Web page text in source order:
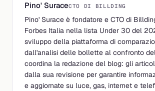
Pino' SuraceCTO DI BILLDING
Pino' Surace è fondatore e CTO di
Forbes Italia nella lista Under 30 del
sviluppo della piattaforma di
dall'analisi delle bollette al confronto
coordina la redazione del blog: gli
dalla sua revisione per garantire
e aggiornate su luce, gas, internet e